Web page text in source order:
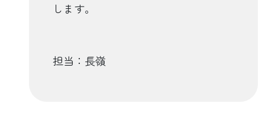
します。
担当：長嶺